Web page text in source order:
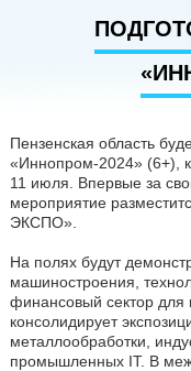
Пензенская область
«Иннопром-2024» (6+),
11 июля. Впервые за
мероприятие
ЭКСПО».
На полях будут
машиностроения,
финансовый сектор
консолидирует
металлообработки,
промышленных IT. В